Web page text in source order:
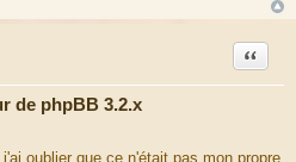
de phpBB 3.2.x
Citation
oublier que ce n'était pas mon propre